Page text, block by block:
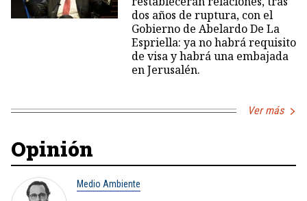
dos años de ruptura, con el
Gobierno de Abelardo De La
Espriella: ya no habrá requisito
de visa y habrá una embajada
en Jerusalén.
Ver más
Opinión
Medio Ambiente